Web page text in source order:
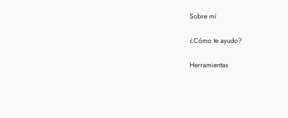
Sobre mí
¿Cómo te ayudo?
Herramientas